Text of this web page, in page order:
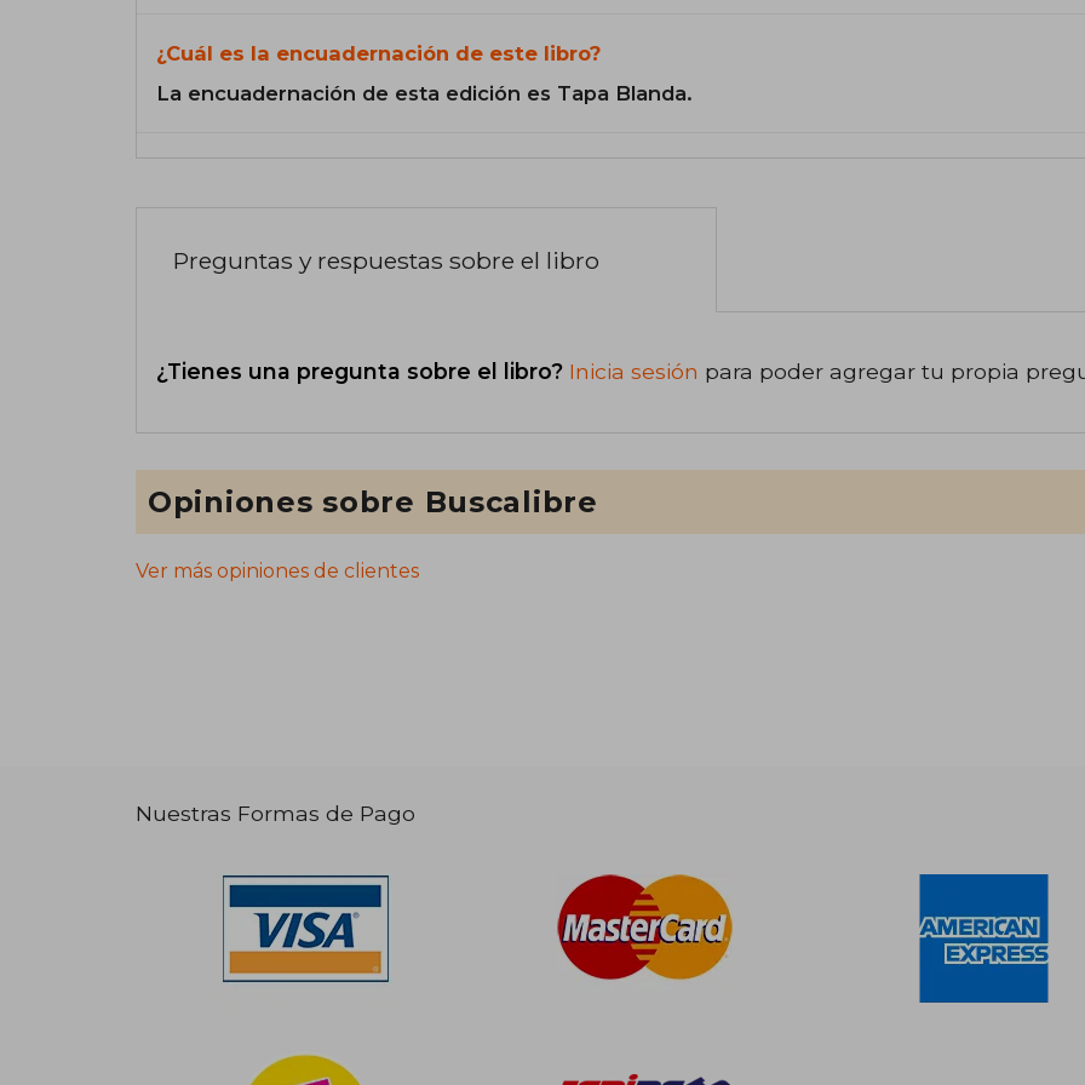
¿Cuál es la encuadernación de este libro?
La encuadernación de esta edición es Tapa Blanda.
Preguntas y respuestas sobre el libro
¿Tienes una pregunta sobre el libro? Inicia sesión para poder agregar tu propia
Opiniones sobre Buscalibre
Ver más opiniones de clientes
Nuestras Formas de Pago